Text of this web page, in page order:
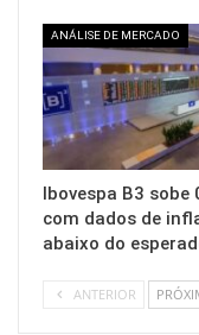
ANÁLISE DE MERCADO
Ibovespa B3 sobe
com dados de
abaixo do
ANTERIOR